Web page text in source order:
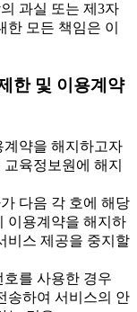
과실 또는 제3자
모든 책임은 이
한 및 이용계약
약을 해지하고자
육정보원에 해지
다음 각 호에 해당
이용계약을 해지하
비스 제공을 중지할
호를 사용한 경우
송하여 서비스의 안